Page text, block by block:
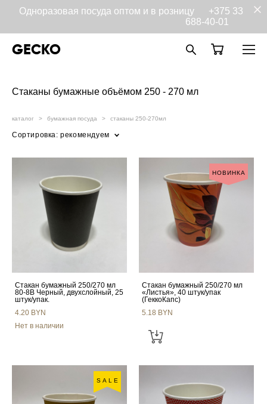
Одноразовая посуда оптом и в розницу +375 33
688-40-01
GECKO
Стаканы бумажные объёмом 250 - 270 мл
каталог > бумажная посуда > стаканы 250-270мл
Сортировка: рекомендуем
Стакан бумажный 250/270 мл
80-8B Черный, двухслойный, 25
штук/упак.
4.20 BYN
Нет в наличии
НОВИНКА
Стакан бумажный 250/270 мл
«Листья», 40 штук/упак
(ГеккоКапс)
5.18 BYN
SALE